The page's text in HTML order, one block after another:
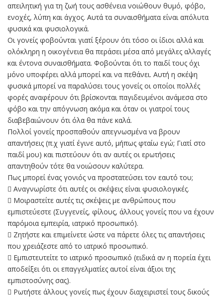
απειλητική για τη ζωή τους ασθένεια νοιώθουν θυμό, φόβο,
ενοχές, λύπη και άγχος. Αυτά τα συναισθήματα είναι απόλυτα
φυσικά και φυσιολογικά.
Οι γονείς φοβούνται γιατί ξέρουν ότι τόσο οι ίδιοι αλλά και
ολόκληρη η οικογένεια θα περάσει μέσα από μεγάλες αλλαγές
και έντονα συναισθήματα. Φοβούνται ότι το παιδί τους όχι
μόνο υποφέρει αλλά μπορεί και να πεθάνει. Αυτή η σκέψη
φυσικά μπορεί να παραλύσει τους γονείς οι οποίοι πολλές
φορές αναφέρουν ότι βρίσκονται παγιδευμένοι ανάμεσα στο
φόβο και την απόγνωση ακόμα και όταν οι γιατροί τους
διαβεβαιώνουν ότι όλα θα πάνε καλά.
Πολλοί γονείς προσπαθούν απεγνωσμένα να βρουν
απαντήσεις (π.χ γιατί έγινε αυτό, μήπως φταίω εγώ; Γιατί στο
παιδί μου) και πιστεύουν ότι αν αυτές οι ερωτήσεις
απαντηθούν τότε θα νοιώσουν καλύτερα.
Πως μπορεί ένας γονιός να προστατεύσει τον εαυτό του;
 Αναγνωρίστε ότι αυτές οι σκέψεις είναι φυσιολογικές.
 Μοιραστείτε αυτές τις σκέψεις με ανθρώπους που
εμπιστεύεστε (Συγγενείς, φίλους, άλλους γονείς που να έχουν
παρόμοια εμπειρία, ιατρικό προσωπικό).
 Ζητήστε και επιμείνετε ώστε να πάρετε όλες τις απαντήσεις
που χρειάζεστε από το ιατρικό προσωπικό.
 Εμπιστευτείτε το ιατρικό προσωπικό (ειδικά αν η πορεία έχει
αποδείξει ότι οι επαγγελματίες αυτοί είναι άξιοι της
εμπιστοσύνης σας).
 Ρωτήστε άλλους γονείς πως έχουν διαχειριστεί τους δικούς